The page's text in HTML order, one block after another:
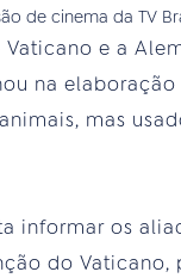
de cinema da TV
e a
na
mas
informar os
do Vaticano,